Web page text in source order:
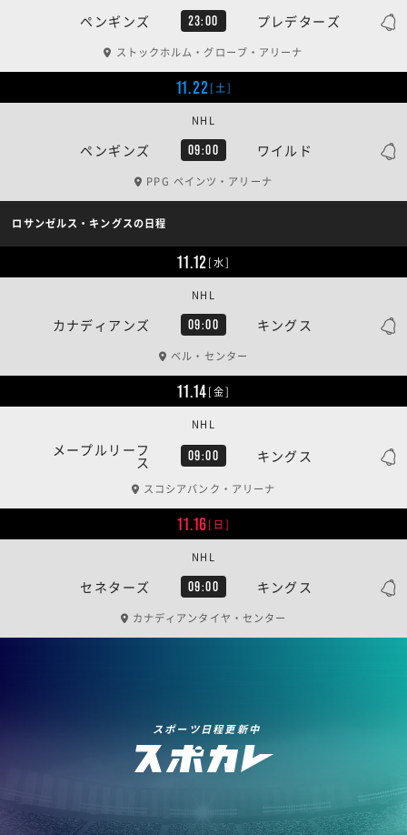
ペンギンズ 23:00 プレデターズ
ストックホルム・グローブ・アリーナ
11.22[土]
ペンギンズ 09:00 ワイルド
NHL
PPG ペインツ・アリーナ
ロサンゼルス・キングスの日程
11.12[水]
カナディアンズ 09:00 キングス
NHL
ベル・センター
11.14[金]
メープルリーフ
ス 09:00 キングス
NHL
スコシアバンク・アリーナ
11.16[日]
セネターズ 09:00 キングス
NHL
カナディアンタイヤ・センター
スポーツ日程更新中